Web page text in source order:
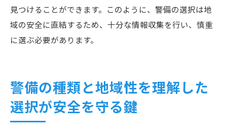
見つけることができます。このように、警備の選択は地
域の安全に直結するため、十分な情報収集を行い、慎重
に選ぶ必要があります。
警備の種類と地域性を理解した
選択が安全を守る鍵